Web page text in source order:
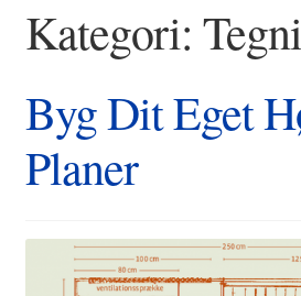
Kategori:
Byg Dit Eget
Planer